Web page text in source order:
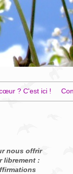
? C'est ici !
nous offrir
librement :